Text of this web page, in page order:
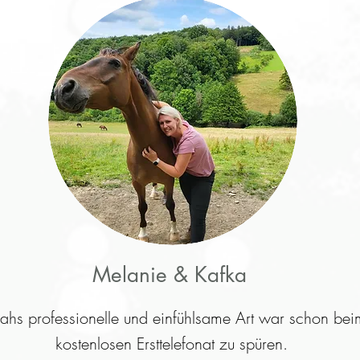
Melanie & Kafka
professionelle und einfühlsame Art war schon
kostenlosen Ersttelefonat zu spüren.